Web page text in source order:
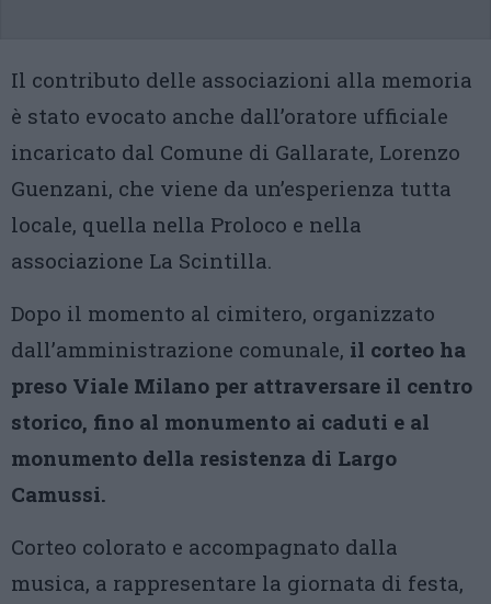
Il contributo delle associazioni alla memoria
è stato evocato anche dall’oratore ufficiale
incaricato dal Comune di Gallarate, Lorenzo
Guenzani, che viene da un’esperienza tutta
locale, quella nella Proloco e nella
associazione La Scintilla.
Dopo il momento al cimitero, organizzato
dall’amministrazione comunale, il corteo ha
preso Viale Milano per attraversare il centro
storico, fino al monumento ai caduti e al
monumento della resistenza di Largo
Camussi.
Corteo colorato e accompagnato dalla
musica, a rappresentare la giornata di festa,